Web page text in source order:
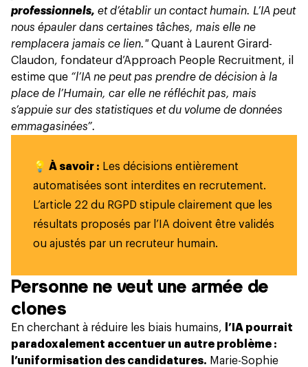
professionnels, et d’établir un contact humain. L’IA peut
nous épauler dans certaines tâches, mais elle ne
remplacera jamais ce lien." Quant à Laurent Girard-
Claudon, fondateur d’Approach People Recruitment, il
estime que “l’IA ne peut pas prendre de décision à la
place de l’Humain, car elle ne réfléchit pas, mais
s’appuie sur des statistiques et du volume de données
emmagasinées”.
💡 À savoir : Les décisions entièrement
automatisées sont interdites en recrutement.
L’article 22 du RGPD stipule clairement que les
résultats proposés par l’IA doivent être validés
ou ajustés par un recruteur humain.
Personne ne veut une armée de
clones
En cherchant à réduire les biais humains,
l’IA pourrait
paradoxalement accentuer un autre problème :
l’uniformisation des candidatures. Marie-Sophie